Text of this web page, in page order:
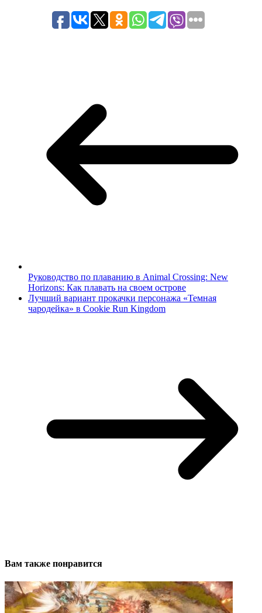
Руководство по плаванию в Animal Crossing: New
Horizons: Как плавать на своем острове
Лучший вариант прокачки персонажа «Темная
чародейка» в Cookie Run Kingdom
Вам также понравится